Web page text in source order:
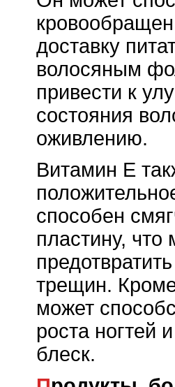
доставку
волосяным
привести к
состояния
оживлению.
Витамин Е
способен
пластину,
трещин. Кроме
может
роста ногтей
блеск.